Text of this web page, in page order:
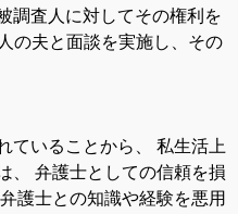
調査 人 に対してその権利 を
人 の夫と面談を実施し
その
ていることから 私生活 上
弁護士としての信頼を損
弁護士との知識や経験を悪用